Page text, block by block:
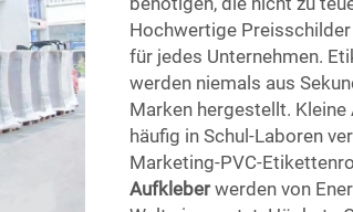
Hochwertige
für jedes Unternehmen.
werden niemals aus
Marken hergestellt.
häufig in Schul-Laboren
Marketing-PVC-
Aufkleberwerden von